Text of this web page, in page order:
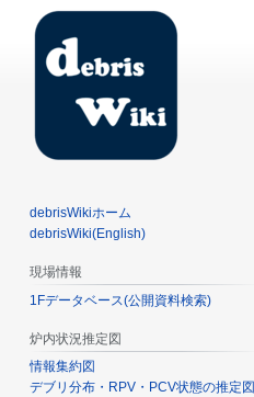
debrisWikiホーム
debrisWiki(English)
現場情報
1Fデータベース(公開資料検索)
炉内状況推定図
情報集約図
デブリ分布・RPV・PCV状態の推定図